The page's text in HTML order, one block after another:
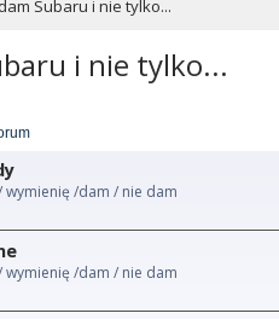
Subaru i nie tylko...
i nie tylko...
/dam / nie dam
/dam / nie dam